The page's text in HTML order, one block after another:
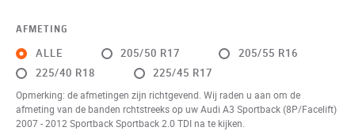
AFMETING
ALLE 205/50 R17
205/55 R16
225/40 R18
225/45 R17
Opmerking: de afmetingen zijn richtgevend. Wij raden u aan om de
afmeting van de banden rchtstreeks op uw Audi A3 Sportback (8P/Facelift)
2007 - 2012 Sportback Sportback 2.0 TDI na te kijken.